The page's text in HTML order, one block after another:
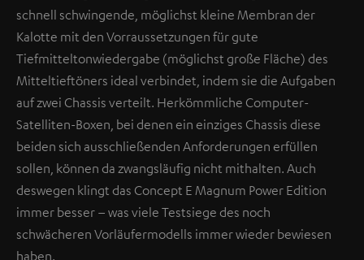
schnell schwingende, möglichst kleine Membran der
Kalotte mit den Vorraussetzungen für gute
Tiefmitteltonwiedergabe (möglichst große Fläche) des
Mitteltieftöners ideal verbindet, indem sie die Aufgaben
auf zwei Chassis verteilt. Herkömmliche Computer-
Satelliten-Boxen, bei denen ein einziges Chassis diese
beiden sich ausschließenden Anforderungen erfüllen
sollen, können da zwangsläufig nicht mithalten. Auch
deswegen klingt das Concept E Magnum Power Edition
immer besser – was viele Testsiege des noch
schwächeren Vorläufermodells immer wieder bewiesen
haben.